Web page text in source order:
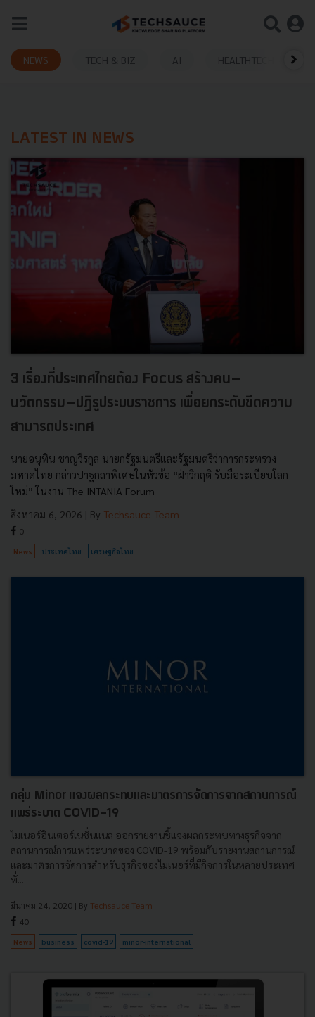
NEWS TECH & BIZ AI HEALTHTECH
LATEST IN NEWS
3 เรื่องที่ประเทศไทยต้อง Focus สร้างคน–
นวัตกรรม–ปฏิรูประบบราชการ เพื่อยกระดับขีดความ
สามารถประเทศ
นายอนุทิน ชาญวีรกูล นายกรัฐมนตรีและรัฐมนตรีว่าการกระทรวง
มหาดไทย กล่าวปาฐกถาพิเศษในหัวข้อ “ฝ่าวิกฤติ รับมือระเบียบโลก
ใหม่” ในงาน The INTANIA Forum
สิงหาคม 6, 2026 | By Techsauce Team
0
News ประเทศไทย เศรษฐกิจไทย
กลุ่ม Minor แจงผลกระทบและมาตรการจัดการจากสถานการณ์
แพร่ระบาด COVID-19
ไมเนอร์อินเตอร์เนชั่นแนล ออกรายงานชี้แจงผลกระทบทางธุรกิจจาก
สถานการณ์การแพร่ระบาดของ COVID-19 พร้อมกับรายงานสถานการณ์
และมาตรการจัดการสำหรับธุรกิจของไมเนอร์ที่มีกิจการในหลายประเทศ
ทั่...
มีนาคม 24, 2020 | By Techsauce Team
40
News business covid-19 minor-international